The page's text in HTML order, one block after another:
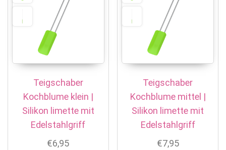
Teigschaber
Kochblume klein |
Silikon limette mit
Edelstahlgriff
€6,95
Teigschaber
Kochblume mittel |
Silikon limette mit
Edelstahlgriff
€7,95